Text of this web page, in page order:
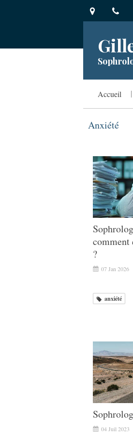
Accueil
Anxiété
comment
?
07 Jan 2026
anxiété
04 Juil 2023